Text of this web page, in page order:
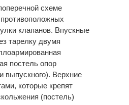
схеме
клапанов. Впускные
тарелку двумя
постель опор
выпускного). Верхние
которые крепят
(постель)